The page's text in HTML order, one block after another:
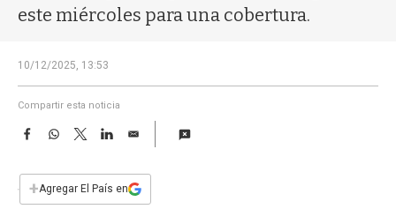
este miércoles para una cobertura.
10/12/2025, 13:53
Compartir esta noticia
F
e
b
W
s
T
w
t
L
E
i
l
+Agregar El País en